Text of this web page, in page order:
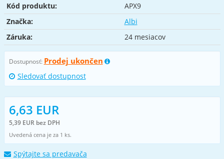
Kód produktu:
APX9
Značka:
Albi
Záruka:
24 mesiacov
Dostupnosť: Prodej ukončen
Sledovať dostupnost
6,63 EUR
5,39 EUR bez DPH
Uvedená cena je za 1 ks.
Spýtajte sa predavača